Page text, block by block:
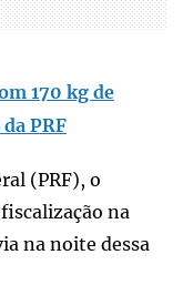
170 kg de
PRF
(PRF), o
na
na noite dessa